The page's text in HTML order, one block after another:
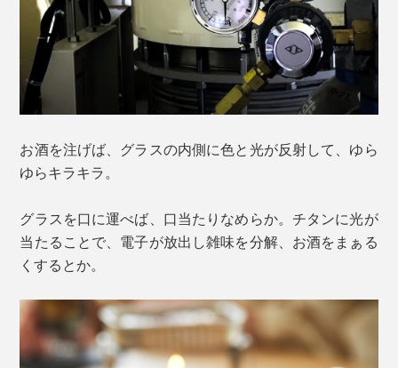
お酒を注げば、グラスの内側に色と光が反射して、ゆら
ゆらキラキラ。
グラスを口に運べば、口当たりなめらか。チタンに光が
当たることで、電子が放出し雑味を分解、お酒をまぁる
くするとか。